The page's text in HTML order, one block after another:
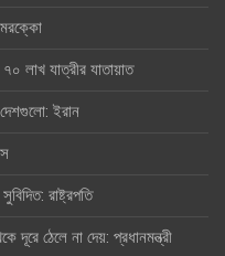
মরক্কো
৭০ লাখ যাত্রীর যাতায়াত
ইরান
রাষ্ট্রপতি
ঠেলে না দেয়: প্রধানমন্ত্রী